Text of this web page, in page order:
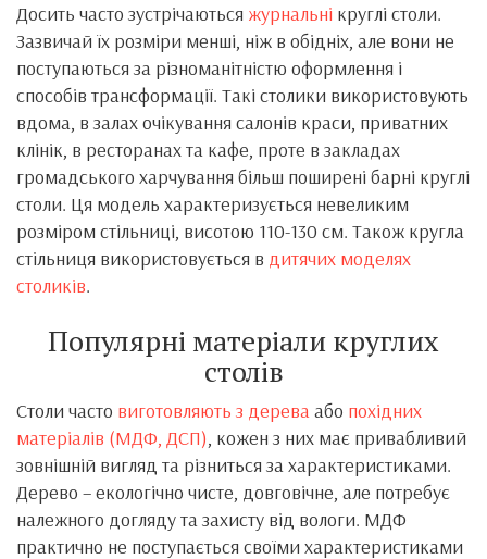
Досить часто зустрічаються журнальні круглі столи.
Зазвичай їх розміри менші, ніж в обідніх, але вони не
поступаються за різноманітністю оформлення і
способів трансформації. Такі столики використовують
вдома, в залах очікування салонів краси, приватних
клінік, в ресторанах та кафе, проте в закладах
громадського харчування більш поширені барні круглі
столи. Ця модель характеризується невеликим
розміром стільниці, висотою 110-130 см. Також кругла
стільниця використовується в дитячих моделях
столиків.
Популярні матеріали круглих
столів
Столи часто виготовляють з дереваабо похідних
матеріалів (МДФ, ДСП), кожен з них має привабливий
зовнішній вигляд та різниться за характеристиками.
Дерево – екологічно чисте, довговічне, але потребує
належного догляду та захисту від вологи. МДФ
практично не поступається своїми характеристиками